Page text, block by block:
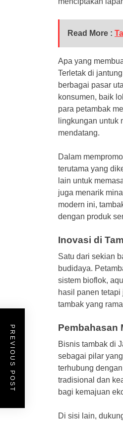
Read More :
Apa yang
Terletak di
berbagai pasar
konsumen, baik
para petambak
lingkungan untuk
mendatang.
Dalam
terutama yang
lain untuk
juga menarik
modern ini,
dengan produk
Inovasi di
Satu dari sekian
budidaya.
sistem bioflok,
hasil panen
tambak yang
Pembahasan
Bisnis tambak di
sebagai pilar
terhubung
tradisional dan
bagi kemajuan
Di sisi lain,
PREVIOUS POST